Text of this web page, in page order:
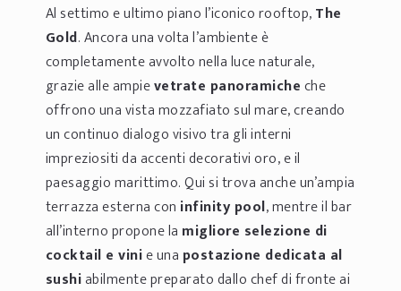
Al settimo e ultimo piano l’iconico rooftop,The
Gold. Ancora una volta l’ambiente è
completamente avvolto nella luce naturale,
grazie alle ampievetrate panoramicheche
offrono una vista mozzafiato sul mare, creando
un continuo dialogo visivo tra gli interni
impreziositi da accenti decorativi oro, e il
paesaggio marittimo. Qui si trova anche un’ampia
terrazza esterna con infinity pool, mentre il bar
all’interno propone la migliore selezione di
cocktail e vinie una postazione dedicata al
sushiabilmente preparato dallo chef di fronte ai